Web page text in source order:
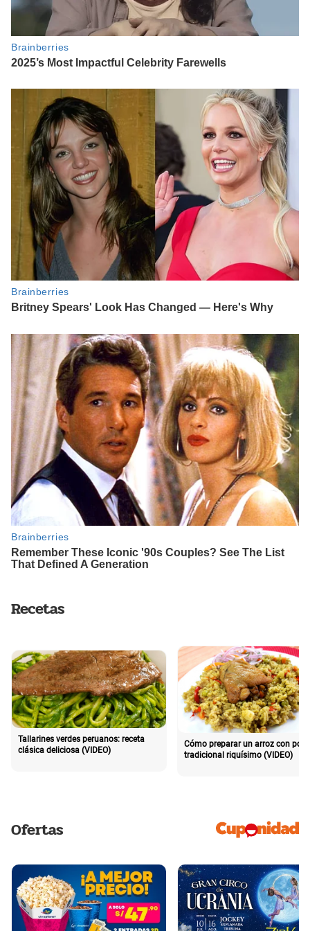
Recetas
Tallarines verdes peruanos: receta
clásica deliciosa (VIDEO)
Cómo preparar un arroz con pollo
tradicional riquísimo (VIDEO)
Ofertas